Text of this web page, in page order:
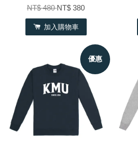
NT$ 480NT$ 380
加入購物車
優惠